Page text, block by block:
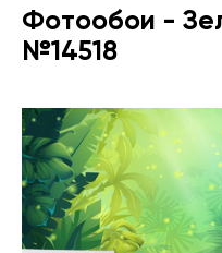
Фотообои -
№14518